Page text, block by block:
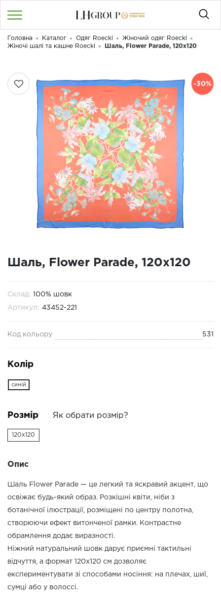
UA|RU
КАТАЛОГ
050 187 33 33
Графік роботи з 9:00 до 21:00
ПРО НАС
КОНТАКТИ
Доброго дня! Що Ви шукаєте?
Головна Каталог Одяг Roeckl
Жіночий одяг Roeckl
Жіночі шалі та кашне Roeckl
Шаль, Flower Parade, 120x120
-30%
Шаль, Flower Parade, 120x120
Склад: 100% шовк
Артикул: 43452-221
Код кольору 531
Колір
синій
Розмір Як обрати розмір?
120x120
Опис
Шаль Flower Parade — це легкий та яскравий акцент, що
освіжає будь-який образ. Розкішні квіти, ніби з
ботанічної ілюстрації, розміщені по центру полотна,
створюючи ефект витонченої рамки. Контрастне
обрамлення додає виразності.
Ніжний натуральний шовк дарує приємні тактильні
відчуття, а формат 120x120 см дозволяє
експериментувати зі способами носіння: на плечах, шиї,
сумці або у волоссі.